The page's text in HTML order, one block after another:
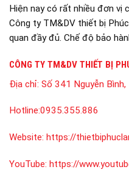
Hiện nay có rất nhiều đơn vị
Công ty TM&DV thiết bị
quan đầy đủ. Chế độ bảo
CÔNG TY TM&DV THIẾT BỊ
Địa chỉ: Số 341 Nguyễn
Hotline:0935.355.886
Website: https://
YouTube: https://